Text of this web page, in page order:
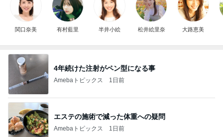
関口奈美 有村藍里 半井小絵 松井絵里奈 大路恵美
4年続けた注射がペン型になる事
Amebaトピックス 1日前
エステの施術で減った体重への疑問
Amebaトピックス 1日前